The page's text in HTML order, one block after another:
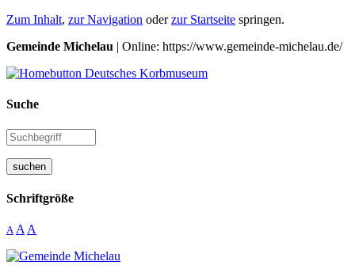
Zum Inhalt, zur Navigation oderzur Startseite springen.
Gemeinde Michelau | Online: https://www.gemeinde-michelau.de/
Suche
suchen
Schriftgröße
A A A